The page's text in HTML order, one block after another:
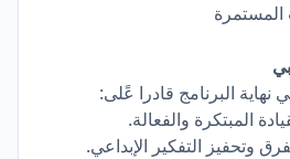
المستمرة
البرنامج قادرا عًلى:
المبتكرة والفعالة.
وتحفيز التفكير الإبداعي.